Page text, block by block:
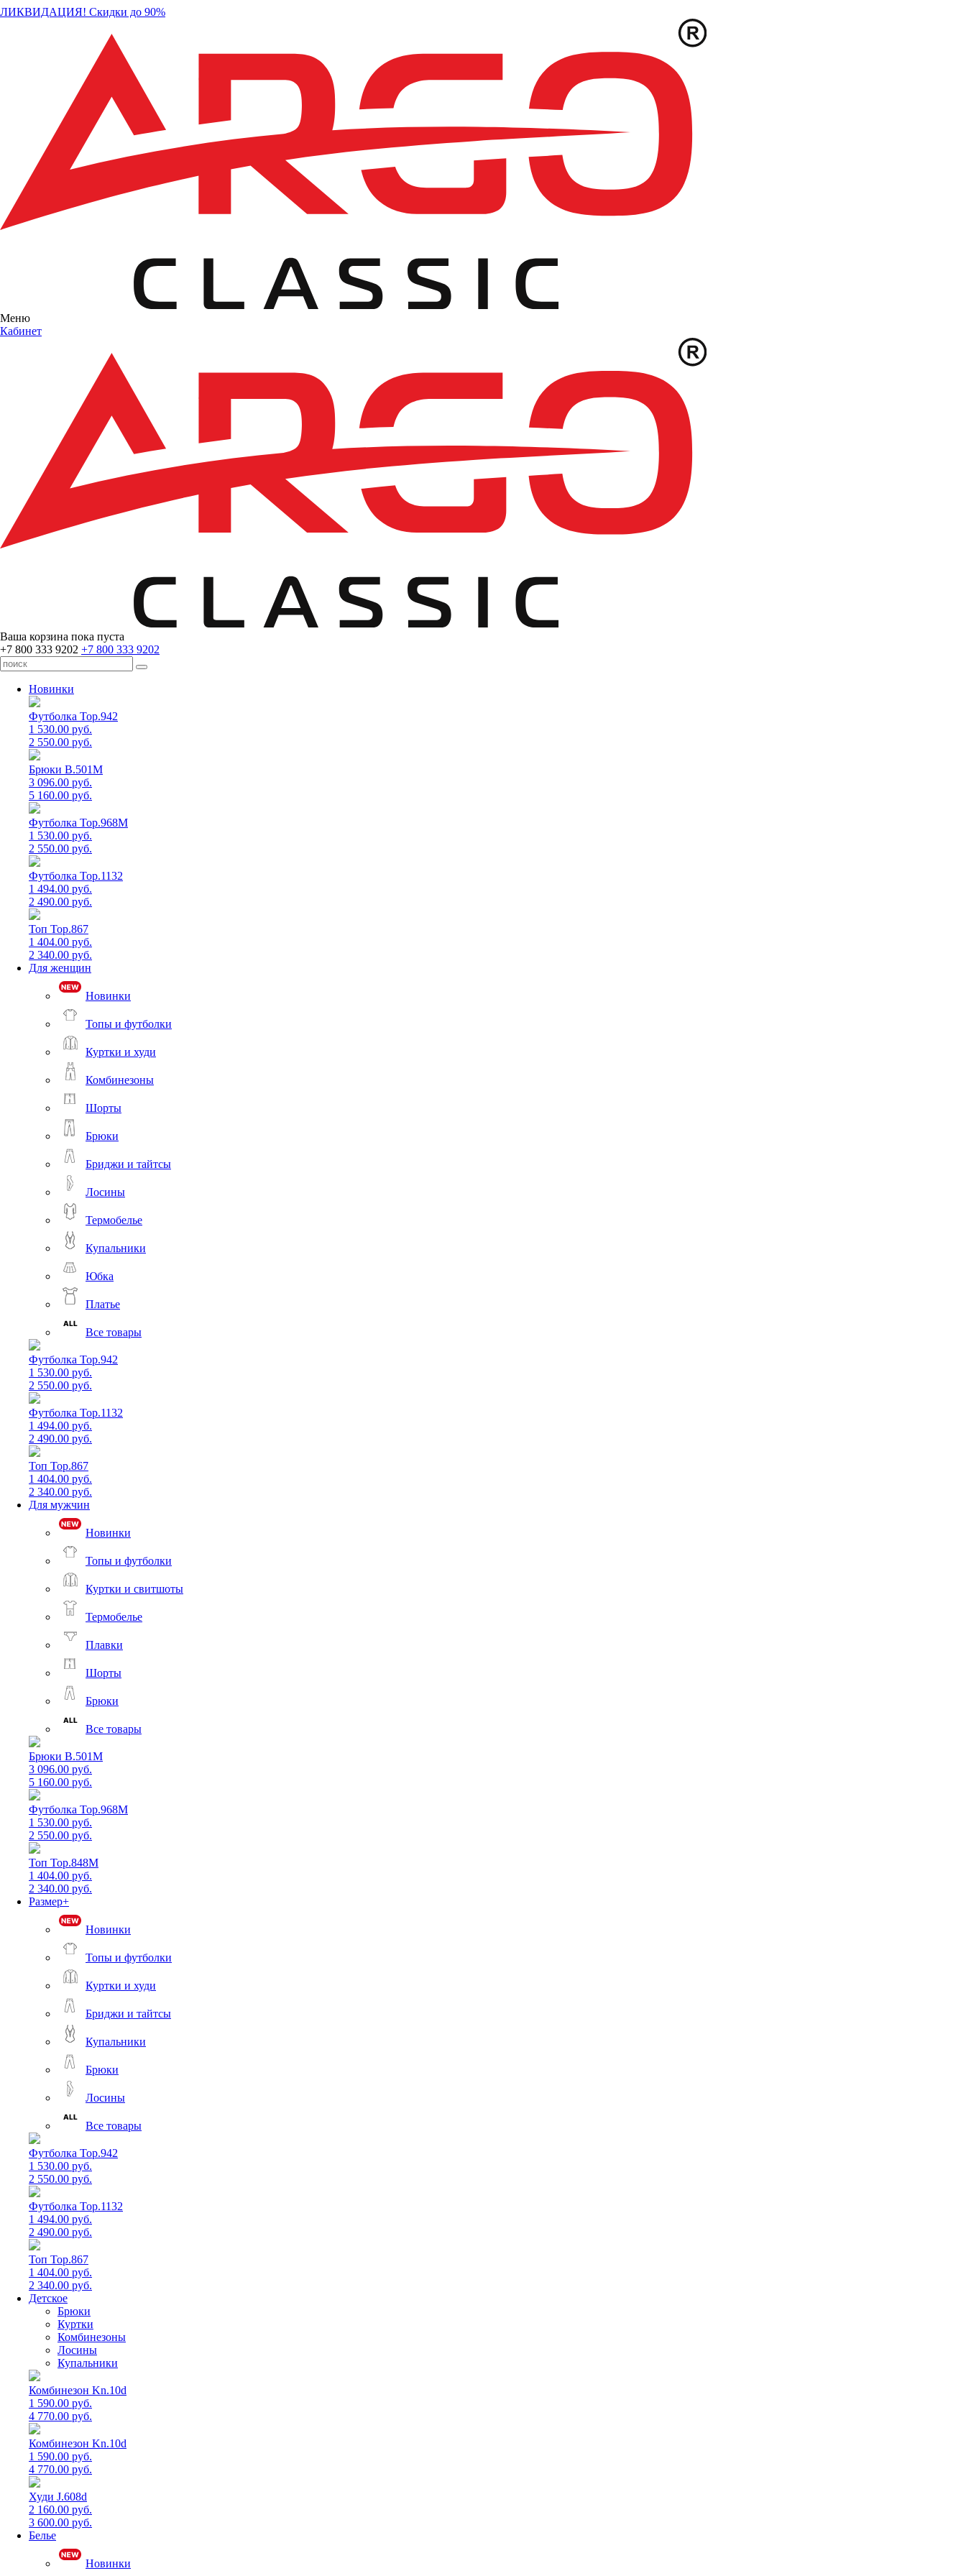
ЛИКВИДАЦИЯ! Скидки до 90%
Меню
Кабинет
Ваша корзина пока пуста
+7 800 333 9202 +7 800 333 9202
Новинки
Футболка Top.942
1 530.00 руб.
2 550.00 руб.
Брюки B.501M
3 096.00 руб.
5 160.00 руб.
Футболка Top.968M
1 530.00 руб.
2 550.00 руб.
Футболка Top.1132
1 494.00 руб.
2 490.00 руб.
Топ Top.867
1 404.00 руб.
2 340.00 руб.
Для женщин
Новинки
Топы и футболки
Куртки и худи
Комбинезоны
Шорты
Брюки
Бриджи и тайтсы
Лосины
Термобелье
Купальники
Юбка
Платье
Все товары
Футболка Top.942
1 530.00 руб.
2 550.00 руб.
Футболка Top.1132
1 494.00 руб.
2 490.00 руб.
Топ Top.867
1 404.00 руб.
2 340.00 руб.
Для мужчин
Новинки
Топы и футболки
Куртки и свитшоты
Термобелье
Плавки
Шорты
Брюки
Все товары
Брюки B.501M
3 096.00 руб.
5 160.00 руб.
Футболка Top.968M
1 530.00 руб.
2 550.00 руб.
Топ Top.848M
1 404.00 руб.
2 340.00 руб.
Размер+
Новинки
Топы и футболки
Куртки и худи
Бриджи и тайтсы
Купальники
Брюки
Лосины
Все товары
Футболка Top.942
1 530.00 руб.
2 550.00 руб.
Футболка Top.1132
1 494.00 руб.
2 490.00 руб.
Топ Top.867
1 404.00 руб.
2 340.00 руб.
Детское
Брюки
Куртки
Комбинезоны
Лосины
Купальники
Комбинезон Kn.10d
1 590.00 руб.
4 770.00 руб.
Комбинезон Kn.10d
1 590.00 руб.
4 770.00 руб.
Худи J.608d
2 160.00 руб.
3 600.00 руб.
Белье
Новинки